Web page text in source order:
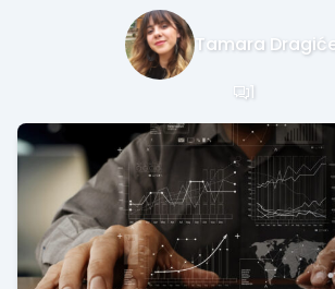
Tamara
1